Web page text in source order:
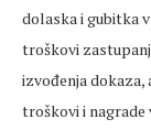
dolaska i gubitka
troškovi
izvođenja
troškovi i nagrade